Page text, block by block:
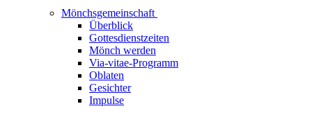
Mönchsgemeinschaft
Überblick
Gottesdienstzeiten
Mönch werden
Via-vitae-Programm
Oblaten
Gesichter
Impulse